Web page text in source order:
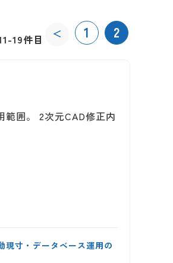
19件目 ＜ 1 2
囲。 2次元CAD修正内
現寸・データベース運用の